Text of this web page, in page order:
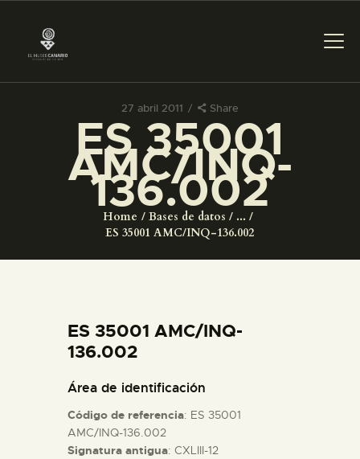
27 abril 2011 Share
ES 35001
AMC/INQ-
136.002
Home Bases de datos
...
ES 35001 AMC/INQ-136.002
PREPARAR LA VISITA
ACTIVIDADES
COLECCIONES
ESPAÑOL
ES 35001 AMC/INQ-
136.002
Área de identificación
Código de referencia: ES 35001
AMC/INQ-136.002
Signatura antigua: CXLIII-12